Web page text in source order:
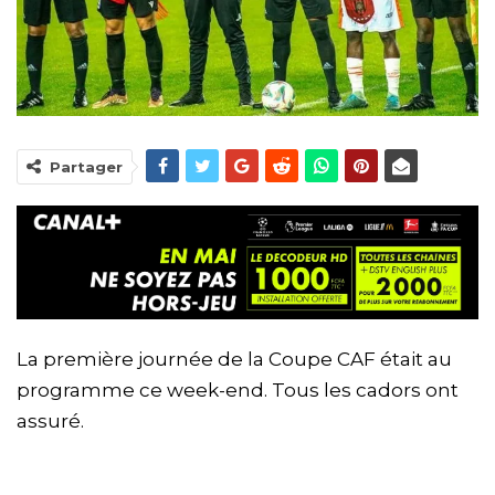
Partager
La première journée de la Coupe CAF était au
programme ce week-end. Tous les cadors ont
assuré.